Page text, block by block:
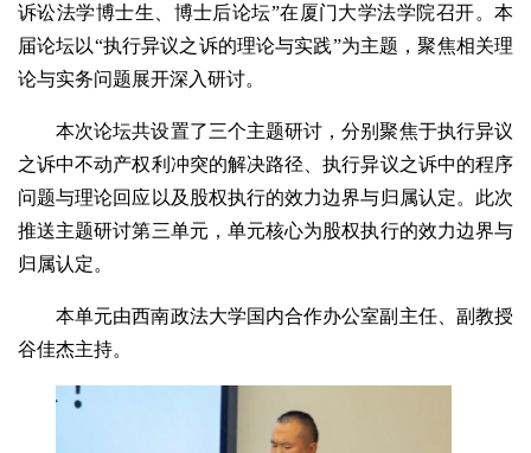
诉讼法学博士生、博士后论坛”在厦门大学法学院召开。本
届论坛以“执行异议之诉的理论与实践”为主题，聚焦相关理
论与实务问题展开深入研讨。
本次论坛共设置了三个主题研讨，分别聚焦于执行异议
之诉中不动产权利冲突的解决路径、执行异议之诉中的程序
问题与理论回应以及股权执行的效力边界与归属认定。此次
推送主题研讨第三单元，单元核心为股权执行的效力边界与
归属认定。
本单元由西南政法大学国内合作办公室副主任、副教授
谷佳杰主持。